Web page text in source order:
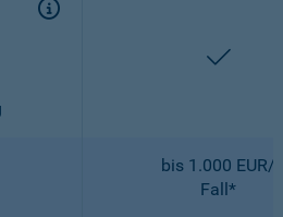
bis 1.000 EUR/
Fall*